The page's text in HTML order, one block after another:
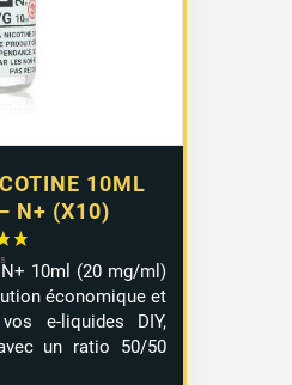
10ML
N+ (X10)
à
9,29 €
10ml (20 mg/ml)
économique et
e-liquides DIY,
un ratio 50/50